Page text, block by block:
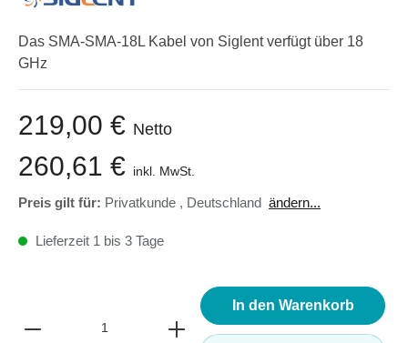
Das SMA-SMA-18L Kabel von Siglent verfügt über 18
GHz
219,00 € Netto
260,61 € inkl. MwSt.
Preis gilt für: Privatkunde , Deutschland ändern...
Lieferzeit 1 bis 3 Tage
In den Warenkorb